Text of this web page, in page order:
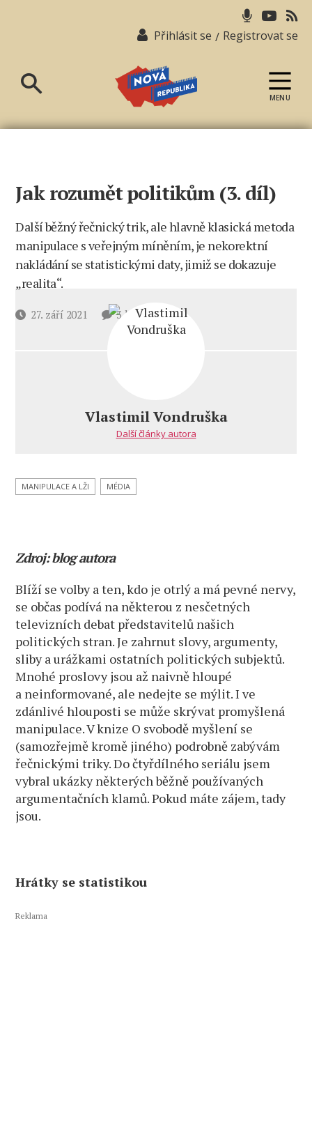
Přihlásit se / Registrovat se
republika
MENU
Jak rozumět politikům (3. díl)
Další běžný řečnický trik, ale hlavně klasická metoda
manipulace s veřejným míněním, je nekorektní
nakládání se statistickými daty, jimiž se dokazuje
„realita“.
Datum27. září 2021 3 komentářeu
textu
(3. díl)
Vlastimil Vondruška
Další články autora
MANIPULACE A LŽI MÉDIA
Zdroj: blog autora
Blíží se volby a ten, kdo je otrlý a má pevné nervy,
se občas podívá na některou z nesčetných
televizních debat představitelů našich
politických stran. Je zahrnut slovy, argumenty,
sliby a urážkami ostatních politických subjektů.
Mnohé proslovy jsou až naivně hloupé
a neinformované, ale nedejte se mýlit. I ve
zdánlivé hlouposti se může skrývat promyšlená
manipulace. V knize O svobodě myšlení se
(samozřejmě kromě jiného) podrobně zabývám
řečnickými triky. Do čtyřdílného seriálu jsem
vybral ukázky některých běžně používaných
argumentačních klamů. Pokud máte zájem, tady
jsou.
Hrátky se statistikou
Reklama